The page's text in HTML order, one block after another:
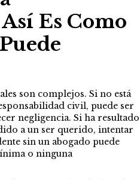
Es Como
son complejos. Si no está
civil, puede ser
negligencia. Si ha resultado
a un ser querido, intentar
sin un abogado puede
o ninguna